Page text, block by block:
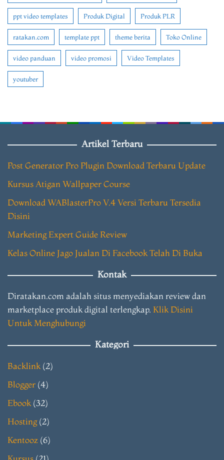
ppt video templates Produk Digital Produk PLR
ratakan.com template ppt theme berita Toko Online
video panduan video promosi Video Templates
youtuber
Artikel Terbaru
Post Generator Pro Plugin Download Terbaru Update
Kursus Atigan Wallpaper Course
Download WABlasterPro V.4 Versi Terbaru Tersedia
Disini
Marketing Expert Guide Review
Kelas Online Jago Jualan Di Facebook Telah Di Buka
Kontak
Diratakan.com adalah situs menyediakan review dan
marketplace produk digital terlengkap. Klik Disini
Untuk Menghubungi
Kategori
Backlink(2)
Blogger (4)
Ebook(32)
Hosting(2)
Kentooz (6)